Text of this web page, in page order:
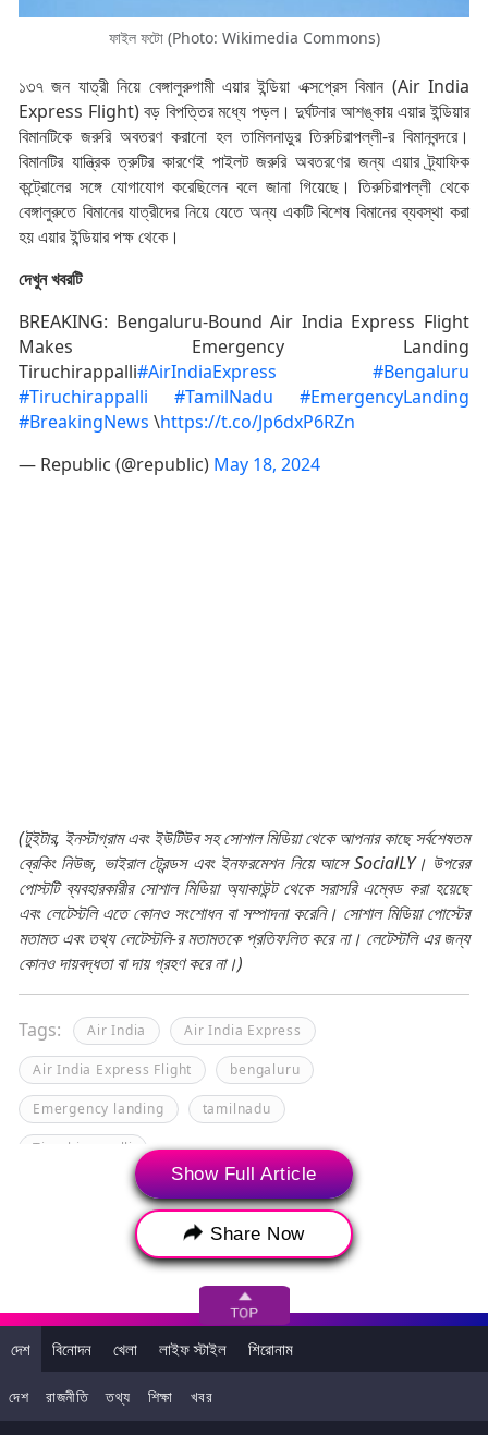
ফাইল ফটো (Photo: Wikimedia Commons)
১৩৭ জন যাত্রী নিয়ে বেঙ্গালুরুগামী এয়ার ইন্ডিয়া এক্সপ্রেস বিমান (Air India
Express Flight) বড় বিপত্তির মধ্যে পড়ল। দুর্ঘটনার আশঙ্কায় এয়ার ইন্ডিয়ার
বিমানটিকে জরুরি অবতরণ করানো হল তামিলনাড়ুর তিরুচিরাপল্লী-র বিমানবন্দরে।
বিমানটির যান্ত্রিক ত্রুটির কারণেই পাইলট জরুরি অবতরণের জন্য এয়ার ট্র্যাফিক
কন্ট্রোলের সঙ্গে যোগাযোগ করেছিলেন বলে জানা গিয়েছে। তিরুচিরাপল্লী থেকে
বেঙ্গালুরুতে বিমানের যাত্রীদের নিয়ে যেতে অন্য একটি বিশেষ বিমানের ব্যবস্থা করা
হয় এয়ার ইন্ডিয়ার পক্ষ থেকে।
দেখুন খবরটি
BREAKING: Bengaluru-Bound Air India Express Flight
Makes Emergency Landing
Tiruchirappalli#AirIndiaExpress
#Bengaluru
#Tiruchirappalli
#TamilNadu
#EmergencyLanding
#BreakingNews \https://t.co/Jp6dxP6RZn
— Republic (@republic) May 18, 2024
(টুইটার, ইনস্টাগ্রাম এবং ইউটিউব সহ সোশাল মিডিয়া থেকে আপনার কাছে সর্বশেষতম
ব্রেকিং নিউজ, ভাইরাল ট্রেন্ডস এবং ইনফরমেশন নিয়ে আসে SocialLY। উপরের
পোস্টটি ব্যবহারকারীর সোশাল মিডিয়া অ্যাকাউন্ট থেকে সরাসরি এম্বেড করা হয়েছে
এবং লেটেস্টলি এতে কোনও সংশোধন বা সম্পাদনা করেনি। সোশাল মিডিয়া পোস্টের
মতামত এবং তথ্য লেটেস্টলি-র মতামতকে প্রতিফলিত করে না। লেটেস্টলি এর জন্য
কোনও দায়বদ্ধতা বা দায় গ্রহণ করে না।)
Tags: Air India Air India Express
Air India Express Flight bengaluru
Emergency landing tamilnadu
Tiruchirappalli
Show Full Article
Share Now
দেশ বিনোদন খেলা লাইফ স্টাইল শিরোনাম
দেশ রাজনীতি তথ্য শিক্ষা খবর